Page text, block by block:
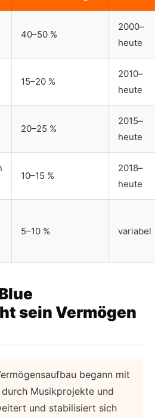
40–50 %
2000–
heute
15–20 %
2010–
heute
20–25 %
2015–
heute
10–15 %
2018–
heute
5–10 % variabel
sein Vermögen
begann mit
Musikprojekte und
und stabilisiert sich